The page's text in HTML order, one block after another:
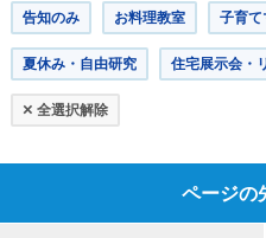
告知のみ お料理教室 子育て
夏休み・自由研究 住宅展示会・
× 全選択解除
ページの